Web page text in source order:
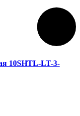
10SHTL-LT-3-